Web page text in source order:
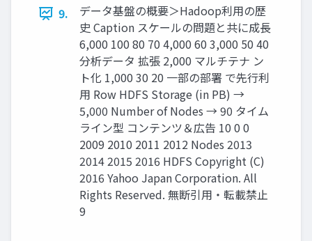
9.
データ基盤の概要＞Hadoop利用の歴
史 Caption スケールの問題と共に成長
6,000 100 80 70 4,000 60 3,000 50 40
分析データ 拡張 2,000 マルチテナ ン
ト化 1,000 30 20 一部の部署 で先行利
用 Row HDFS Storage (in PB) →
5,000 Number of Nodes → 90 タイム
ライン型 コンテンツ＆広告 10 0 0
2009 2010 2011 2012 Nodes 2013
2014 2015 2016 HDFS Copyright (C)
2016 Yahoo Japan Corporation. All
Rights Reserved. 無断引用・転載禁止
9